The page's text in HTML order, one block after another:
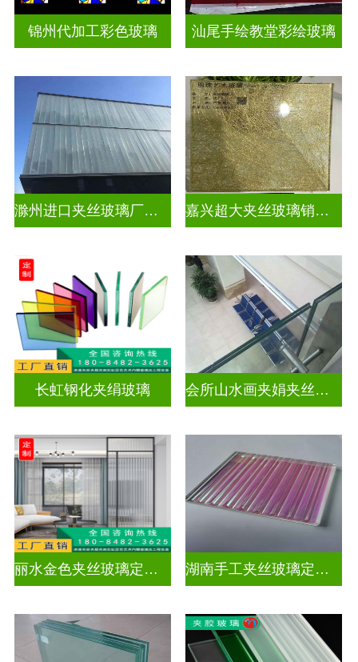
锦州代加工彩色玻璃 汕尾手绘教堂彩绘玻璃
滁州进口夹丝玻璃厂电话 嘉兴超大夹丝玻璃销售公司
长虹钢化夹绢玻璃 会所山水画夹娟夹丝玻璃
丽水金色夹丝玻璃定制电话 湖南手工夹丝玻璃定制工厂